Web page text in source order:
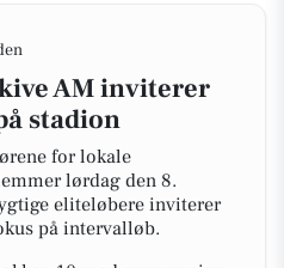
AM inviterer
stadion
for lokale
lørdag den 8.
eliteløbere inviterer
på intervalløb.